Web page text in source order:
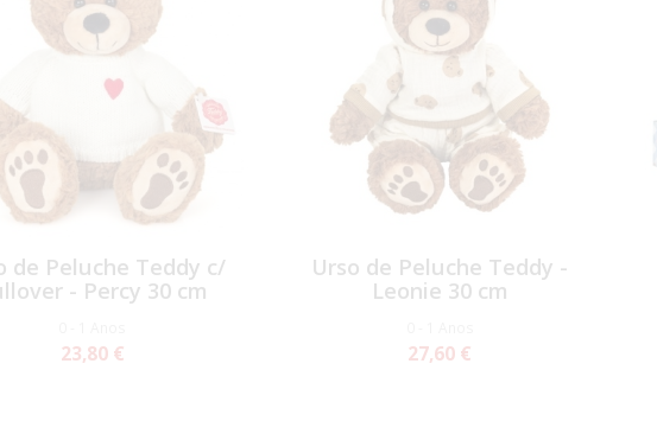
de Peluche Teddy c/
- Percy 30 cm
23,80 €
Urso de Peluche Teddy -
Leonie 30 cm
27,60 €